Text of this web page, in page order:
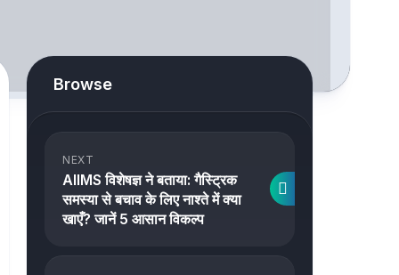
Browse
NEXT
AIIMS विशेषज्ञ ने बताया: गैस्ट्रिक
समस्या से बचाव के लिए नाश्ते में क्या
खाएँ? जानें 5 आसान विकल्प